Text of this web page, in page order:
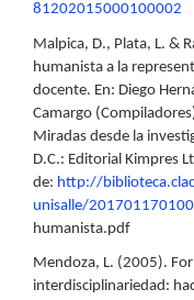
81202015000100002
Malpica, D., Plata, L. &
humanista a la
docente. En: Diego
Camargo
Miradas desde la
D.C.: Editorial Kimpres
de: http://
unisalle/
humanista.pdf
Mendoza, L. (2005).
interdisciplinariedad: